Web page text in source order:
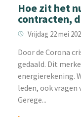
Hoe zit het
contracten,
Vrijdag 22 mei
Door de Corona
gedaald. Dit
energierekening.
leden, ook vragen
Gerege...